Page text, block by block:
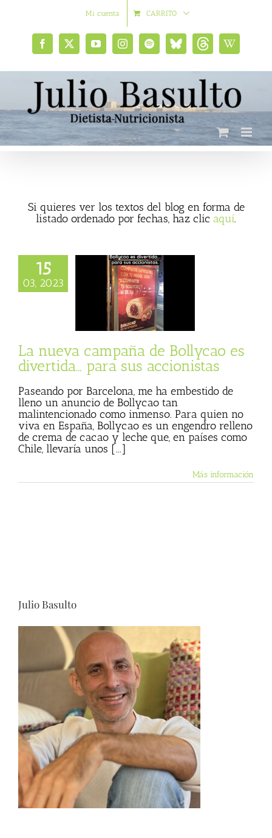
Mi cuenta CARRITO
Facebook
X YouTubeInstagramSpotifyBluesky
social
ThreadsWikipedia
Si quieres ver los textos del blog en forma de
listado ordenado por fechas, haz clic aquí.
15
03, 2023
campaña de
es divertida…
La nueva campaña de Bollycao es
divertida… para sus accionistas
Paseando por Barcelona, me ha embestido de
lleno un anuncio de Bollycao tan
malintencionado como inmenso. Para quien no
viva en España, Bollycao es un engendro relleno
de crema de cacao y leche que, en países como
Chile, llevaría unos [...]
Más información
Julio Basulto